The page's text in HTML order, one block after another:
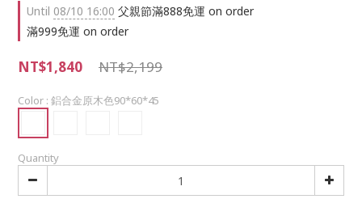
Until 08/10 16:00 父親節滿888免運 on order
滿999免運 on order
NT$2,199
NT$1,840
Color : 鋁合金原木色90*60*45
Quantity